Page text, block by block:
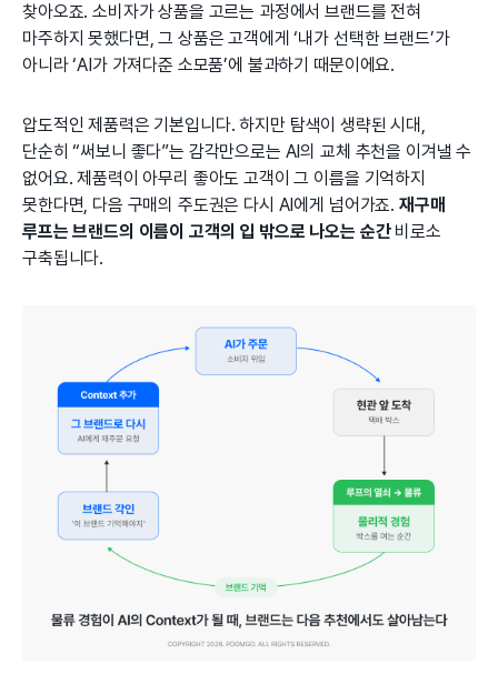
찾아오죠. 소비자가 상품을 고르는 과정에서 브랜드를 전혀
마주하지 못했다면, 그 상품은 고객에게 ‘내가 선택한 브랜드’가
아니라 ‘AI가 가져다준 소모품’에 불과하기 때문이에요.
압도적인 제품력은 기본입니다. 하지만 탐색이 생략된 시대,
단순히 “써보니 좋다”는 감각만으로는 AI의 교체 추천을 이겨낼 수
없어요. 제품력이 아무리 좋아도 고객이 그 이름을 기억하지
못한다면, 다음 구매의 주도권은 다시 AI에게 넘어가죠. 재구매
루프는 브랜드의 이름이 고객의 입 밖으로 나오는 순간비로소
구축됩니다.